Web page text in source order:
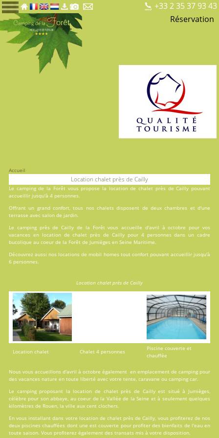
+33 2 35 37 93 43
Réservation
Accueil
Location chalet près de Cailly
Le camping de la Forêtvous propose la location de chalet près de Cailly pouvant
accueillir jusqu'à 4 personnes.
Offrant un grand confort, tous nos chalets disposent de deux chambres et d'une
terrasse avec salon de jardin.
Le camping près de Cailly de la Forêt vous accueille d'avril à octobre pour vos
vacances en locationde chalet près de Cailly pour 4 personnes dans un cadre
bucolique au coeur de la Forêt de Jumièges en Seine Maritime.
Découvrez aussi nos locations de mobil homestout confort pouvant accueillir jusqu'à
6 personnes.
Location chalet près de Cailly
Location chalet Chalet 4 personnes
Piscine couverte et
chauffée
Nous vous accueillons d'avril à octobre également en emplacement de camping pour
des vacances nature en toute liberté avec votre tente, caravane ou camping car.
Le camping proposant la location de chalet près de Cailly est situé à Jumièges,
célèbre pour son abbaye, au coeur de la Vallée de la Seine et à seulement quelques
kilomètres de Rouen, la ville aux cent clochers.
En vous installant dans votre location de chalet près de Cailly, vous profiterez de nos
deux piscines chauffées dont une est couverte pour profiter des bienfaits de l'eau en
toute saison. Vous profiterez également des transats mis à votre disposition.